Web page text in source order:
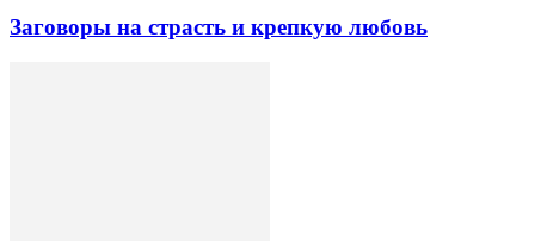
Заговоры на страсть и крепкую любовь